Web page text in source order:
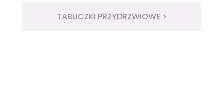
TABLICZKI PRZYDRZWIOWE >